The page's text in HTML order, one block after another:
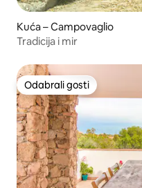
Kuća – Campovaglio
Tradicija i mir
Odabrali gosti
Odabrali gosti